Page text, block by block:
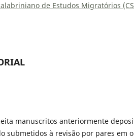
de Estudos Migratórios
manuscritos anteriormente
submetidos à revisão por pares em